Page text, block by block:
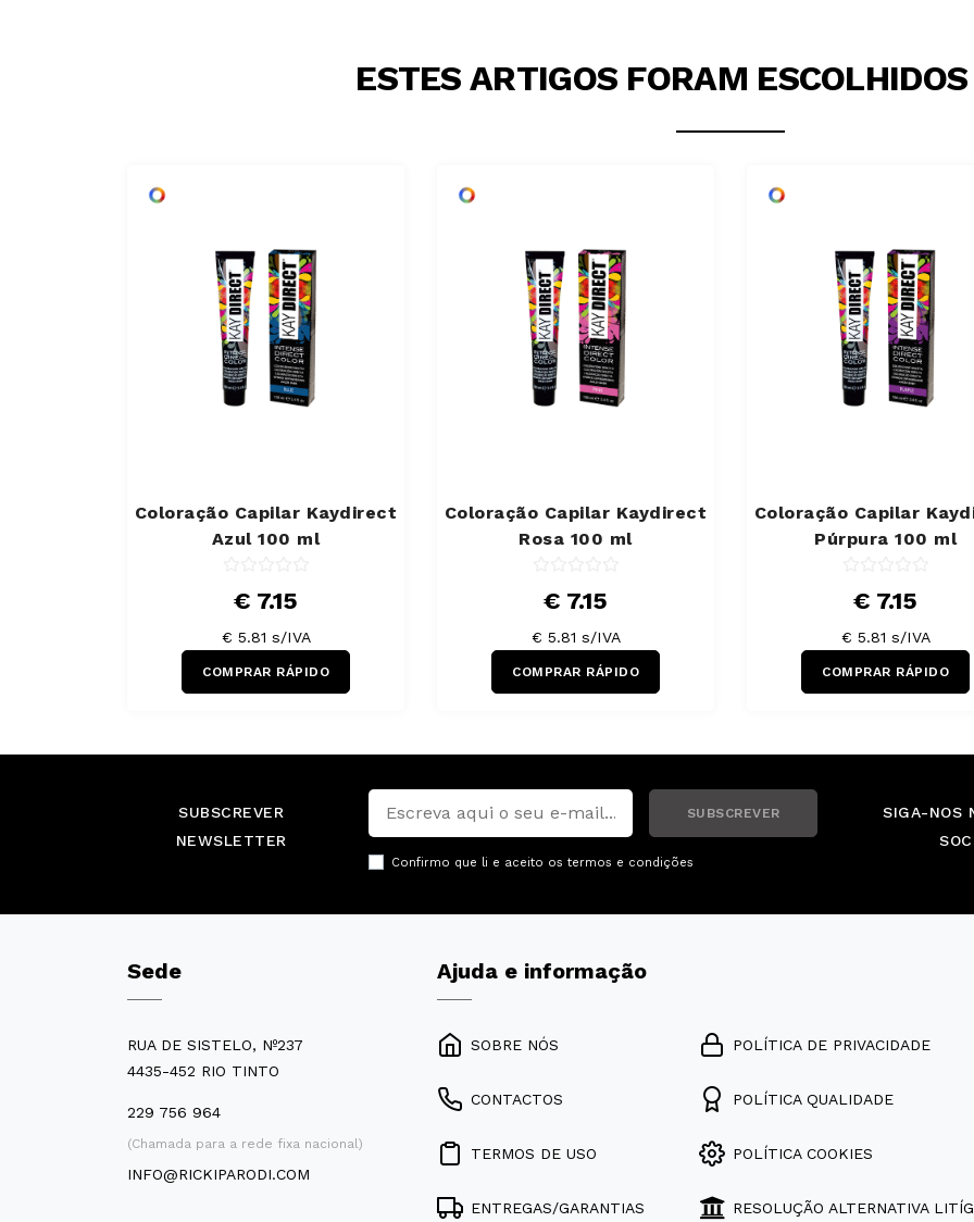
ESTES ARTIGOS FORAM
Coloração Capilar Kaydirect
Azul 100 ml
€ 7.15
€ 5.81 s/IVA
COMPRAR RÁPIDO
Coloração Capilar Kaydirect
Rosa 100 ml
€ 7.15
€ 5.81 s/IVA
COMPRAR RÁPIDO
Coloração Capilar
Púrpura 100 ml
€ 7.15
€ 5.81 s/IVA
COMPRAR RÁPIDO
SUBSCREVER
NEWSLETTER
SUBSCREVER
Confirmo que li e aceito os termos e condições
SIGA-NOS
Sede
RUA DE SISTELO, Nº237
4435-452 RIO TINTO
229 756 964
(Chamada para a rede fixa nacional)
INFO@RICKIPARODI.COM
Ajuda e informação
SOBRE NÓS
CONTACTOS
TERMOS DE USO
ENTREGAS/GARANTIAS
POLÍTICA DE PRIVACIDADE
POLÍTICA QUALIDADE
POLÍTICA COOKIES
RESOLUÇÃO ALTERNATIVA